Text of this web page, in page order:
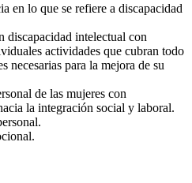
en lo que se refiere a discapacidad
discapacidad intelectual con
actividades que cubran todo
necesarias para la mejora de su
de las mujeres con
la integración social y laboral.